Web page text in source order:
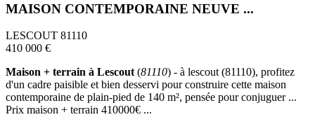
MAISON CONTEMPORAINE NEUVE ...
LESCOUT 81110
410 000 €
Maison + terrain à Lescout (81110) - à lescout (81110), profitez
d'un cadre paisible et bien desservi pour construire cette maison
contemporaine de plain-pied de 140 m², pensée pour conjuguer ...
Prix maison + terrain 410000€ ...